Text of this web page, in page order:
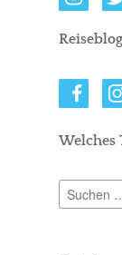
Welches
Suchen
nach: